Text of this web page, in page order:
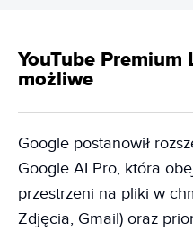
YouTube Premium
możliwe
Google postanowił
Google AI Pro, która
przestrzeni na pliki w
Zdjęcia, Gmail) oraz